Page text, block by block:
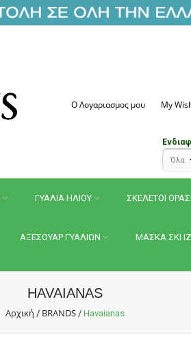
Ο Λογαριασμος μου My
Όλα
ΓΥΑΛΙΑ ΗΛΙΟΥ ΣΚΕΛΕΤΟΙ
ΑΞΕΣΟΥΑΡ ΓΥΑΛΙΩΝ ΜΑΣΚΑ ΣΚΙ
HAVAIANAS
Αρχική / BRANDS / Havaianas